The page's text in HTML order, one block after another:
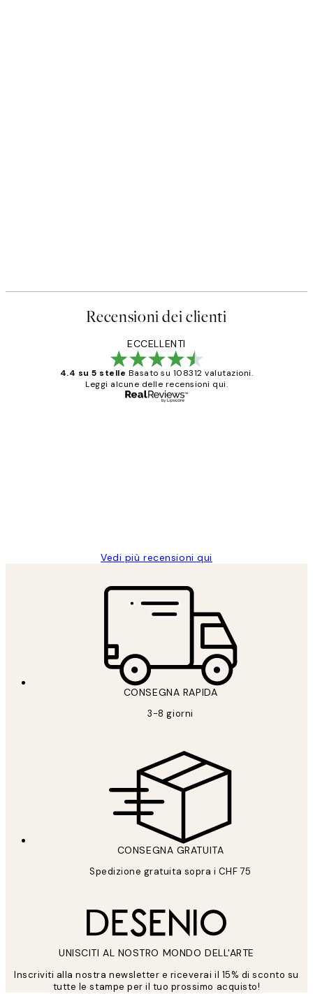
Recensioni dei clienti
ECCELLENTI
4.4 su 5 stelle Basato su 108312 valutazioni.
Leggi alcune delle recensioni qui.
Vedi più recensioni qui
CONSEGNA RAPIDA
3-8 giorni
CONSEGNA GRATUITA
Spedizione gratuita sopra i CHF 75
UNISCITI AL NOSTRO MONDO DELL'ARTE
Inscriviti alla nostra newsletter e riceverai il 15% di sconto su
tutte le stampe per il tuo prossimo acquisto!